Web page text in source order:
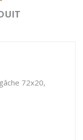
72x20,